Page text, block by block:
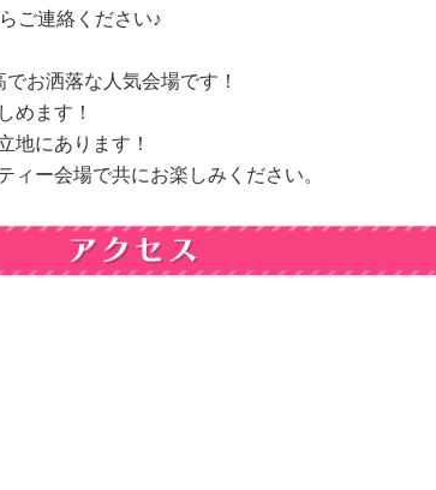
ご連絡ください♪
お洒落な人気会場です！
めます！
地にあります！
ィー会場で共にお楽しみください。